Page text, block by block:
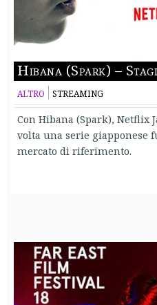
Hibana (Spark) –
ALTRO STREAMING
Con Hibana (Spark), Netflix
volta una serie giapponese
mercato di riferimento.